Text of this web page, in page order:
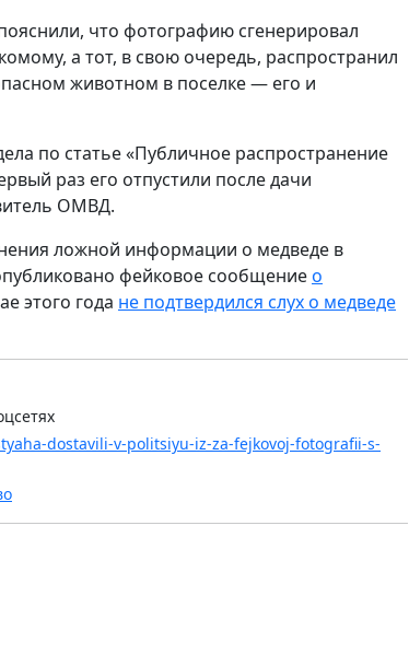
что фотографию сгенерировал
а тот, в свою очередь, распространил
животном в поселке — его и
по статье «Публичное распространение
раз его отпустили после дачи
ОМВД.
ложной информации о медведе в
фейковое сообщениео
этого года не подтвердился слух о медведе
dostavili-v-politsiyu-iz-za-fejkovoj-fotografii-s-